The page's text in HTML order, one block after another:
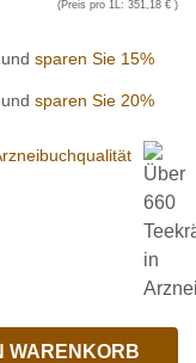
(Preis pro 1L: 351,18 €)
und sparen Sie 15%
und sparen Sie 20%